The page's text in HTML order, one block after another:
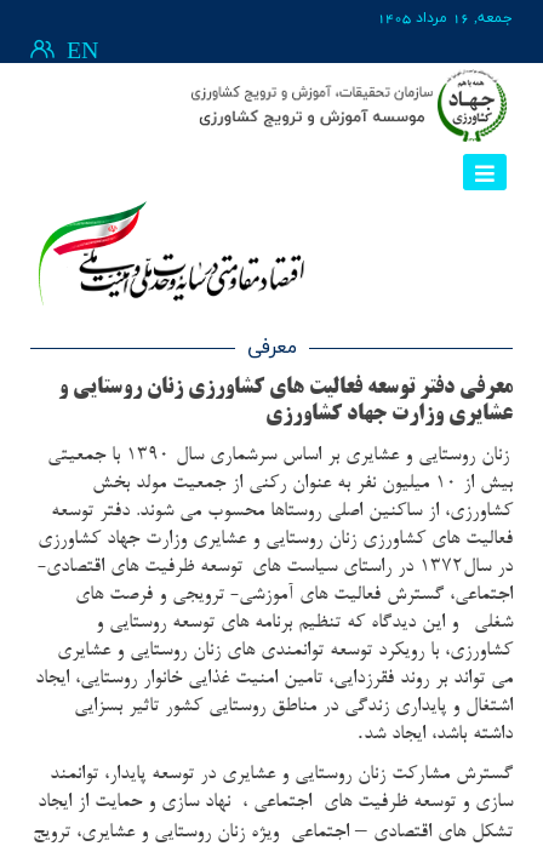
جمعه, 16 مرداد 1405
EN
معرفی
معرفی دفتر توسعه فعالیت های کشاورزی زنان روستایی و
عشایری وزارت جهاد کشاورزی
زنان روستایی و عشایری بر اساس سرشماری سال 1390 با جمعیتی
بیش از 10 میلیون نفر به عنوان رکنی از جمعیت مولد بخش
کشاورزی، از ساکنین اصلی روستاها محسوب می شوند. دفتر توسعه
فعالیت های کشاورزی زنان روستايي و عشايري وزارت جهاد كشاورزي
در سال1372 در راستاي سياست هاي
توسعه ظرفیت های اقتصادی-
اجتماعي، گسترش فعالیت های آموزشي- ترويجي و فرصت هاي
شغلي
و این دیدگاه که تنظيم برنامه هاي توسعه روستايي و
کشاورزی، با رویکرد توسعه توانمندي هاي زنان روستایی و عشایری
می تواند بر روند فقرزدايي، تامين امنيت غذايي خانوار روستايي، ايجاد
اشتغال و پايداري زندگي در مناطق روستايي كشور تاثير بسزايي
داشته باشد، ایجاد شد.
گسترش مشارکت زنان روستایی و عشایری در توسعه پایدار، توانمند
سازی و توسعه ظرفیت های اجتماعی ، نهاد سازی و حمایت از ایجاد
تشکل های اقتصادی – اجتماعی ویژه زنان روستایی و عشایری، ترویج